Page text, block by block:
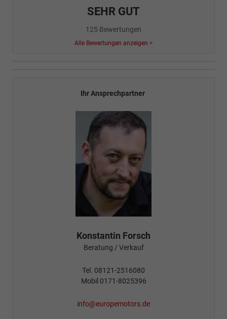
SEHR GUT
125 Bewertungen
Alle Bewertungen anzeigen >
Ihr Ansprechpartner
Konstantin Forsch
Beratung / Verkauf
Tel. 08121-2516080
Mobil 0171-8025396
info@europemotors.de